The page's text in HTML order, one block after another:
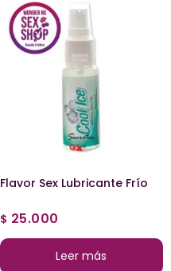
Flavor Sex Lubricante Frío
$ 25.000
Leer más